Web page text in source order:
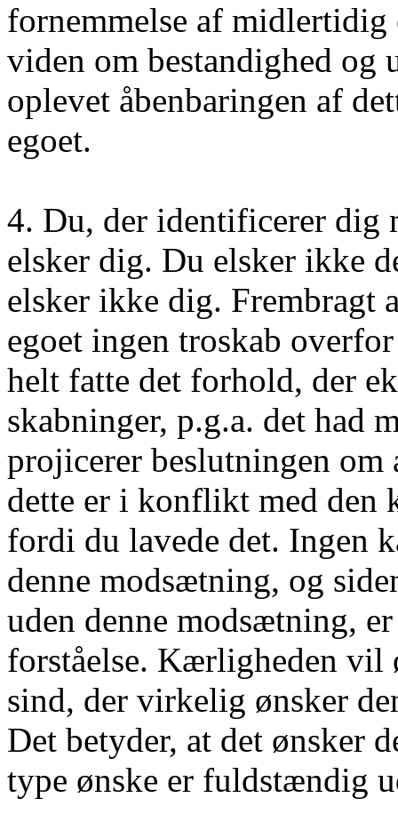
fornemmelse af midlertidig
viden om bestandighed
oplevet åbenbaringen af
egoet.
4. Du, der identificerer dig
elsker dig. Du elsker ikke
elsker ikke dig. Frembragt
egoet ingen troskab
helt fatte det forhold, der
skabninger, p.g.a. det had
projicerer beslutningen om
dette er i konflikt med
fordi du lavede det. Ingen
denne modsætning, og
uden denne modsætning,
forståelse. Kærligheden
sind, der virkelig ønsker
Det betyder, at det ønsker
type ønske er fuldstændig